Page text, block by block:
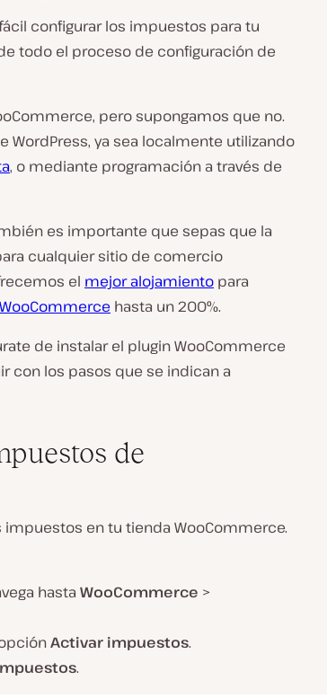
configurar los impuestos para tu
todo el proceso de configuración de
pero supongamos que no.
WordPress, ya sea localmente utilizando
, o mediante programación a través de
es importante que sepas que la
cualquier sitio de comercio
el mejor alojamiento para
hasta un 200%.
de instalar el plugin WooCommerce
con los pasos que se indican a
de
impuestos en tu tienda WooCommerce.
hasta WooCommerce >
Activar impuestos.
.